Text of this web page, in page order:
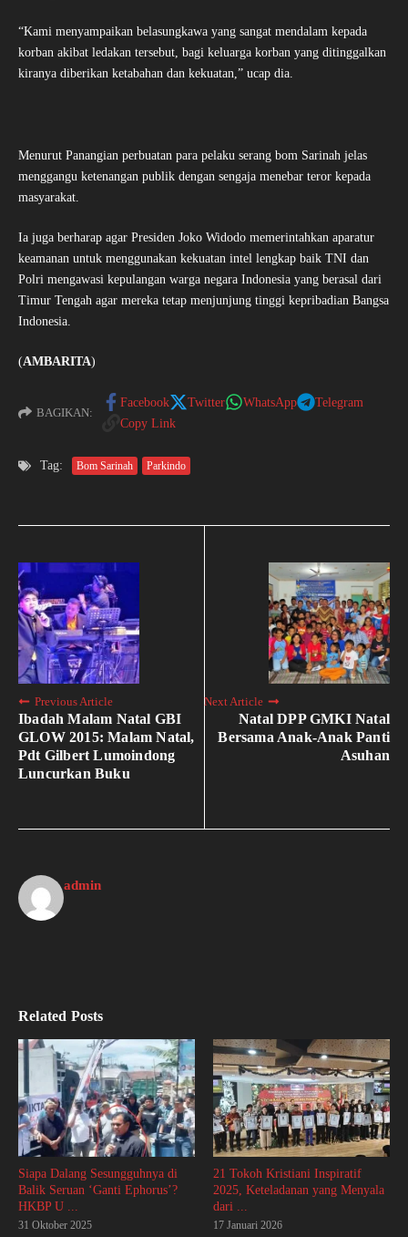
“Kami menyampaikan belasungkawa yang sangat mendalam kepada
korban akibat ledakan tersebut, bagi keluarga korban yang ditinggalkan
kiranya diberikan ketabahan dan kekuatan,” ucap dia.
Menurut Panangian perbuatan para pelaku serang bom Sarinah jelas
menggangu ketenangan publik dengan sengaja menebar teror kepada
masyarakat.
Ia juga berharap agar Presiden Joko Widodo memerintahkan aparatur
keamanan untuk menggunakan kekuatan intel lengkap baik TNI dan
Polri mengawasi kepulangan warga negara Indonesia yang berasal dari
Timur Tengah agar mereka tetap menjunjung tinggi kepribadian Bangsa
Indonesia.
(AMBARITA)
BAGIKAN:
Facebook Twitter WhatsApp
Telegram
Copy Link
Tag: Bom Sarinah Parkindo
Previous Article
Ibadah Malam Natal GBI
GLOW 2015: Malam Natal,
Pdt Gilbert Lumoindong
Luncurkan Buku
Next Article
Natal DPP GMKI Natal
Bersama Anak-Anak Panti
Asuhan
admin
Related Posts
Siapa Dalang Sesungguhnya di
Balik Seruan ‘Ganti Ephorus’?
HKBP U ...
31 Oktober 2025
21 Tokoh Kristiani Inspiratif
2025, Keteladanan yang Menyala
dari ...
17 Januari 2026